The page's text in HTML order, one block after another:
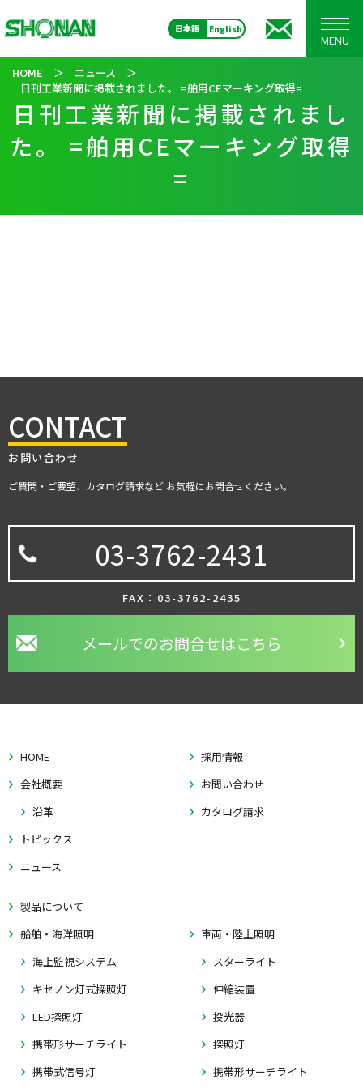
日本語 English
MENU
HOME ＞ ニュース
＞
日刊工業新聞に掲載されました。 =舶用CEマーキング取得=
日刊工業新聞に掲載されまし
た。 =舶用CEマーキング取得
=
CONTACT
お問い合わせ
ご質問・ご要望、カタログ請求など お気軽にお問合せください。
03-3762-2431
FAX：03-3762-2435
メールでのお問合せはこちら
HOME
会社概要
沿革
トピックス
ニュース
採用情報
お問い合わせ
カタログ請求
製品について
船舶・海洋照明
海上監視システム
キセノン灯式探照灯
LED探照灯
携帯形サーチライト
携帯式信号灯
車両・陸上照明
スターライト
伸縮装置
投光器
探照灯
携帯形サーチライト